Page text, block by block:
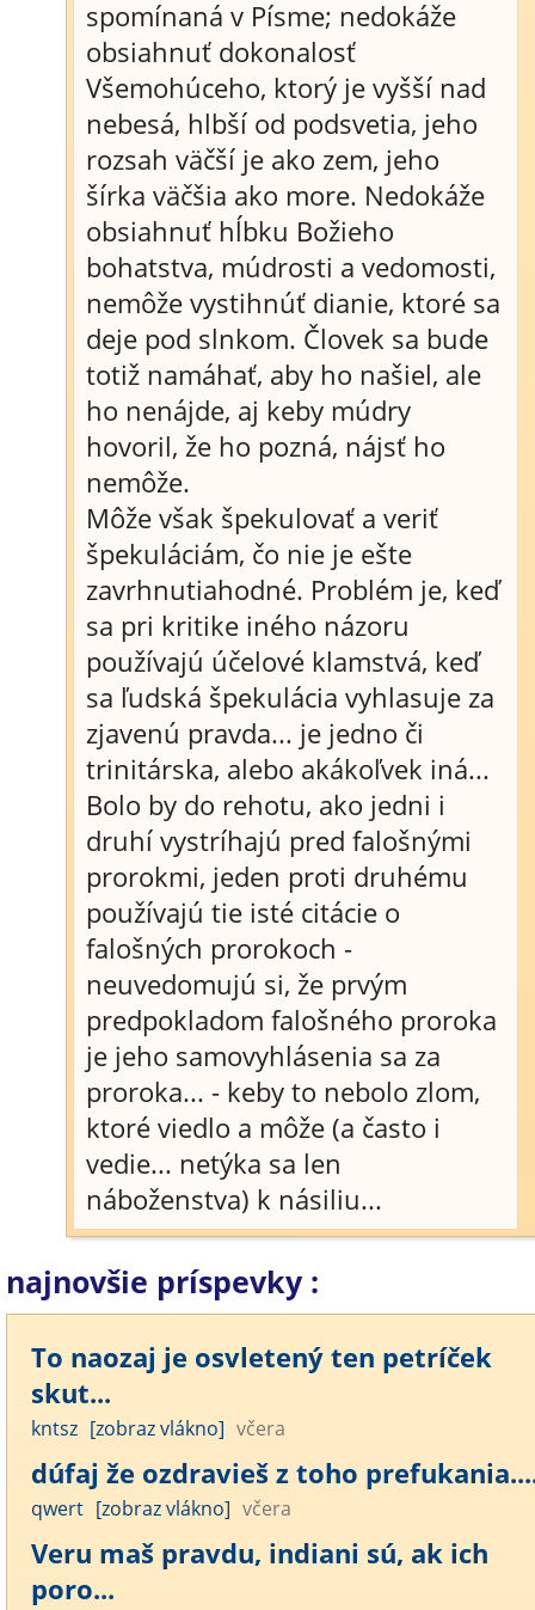
spomínaná v Písme; nedokáže
obsiahnuť dokonalosť
Všemohúceho, ktorý je vyšší nad
nebesá, hlbší od podsvetia, jeho
rozsah väčší je ako zem, jeho
šírka väčšia ako more. Nedokáže
obsiahnuť hĺbku Božieho
bohatstva, múdrosti a vedomosti,
nemôže vystihnúť dianie, ktoré sa
deje pod slnkom. Človek sa bude
totiž namáhať, aby ho našiel, ale
ho nenájde, aj keby múdry
hovoril, že ho pozná, nájsť ho
nemôže.
Môže však špekulovať a veriť
špekuláciám, čo nie je ešte
zavrhnutiahodné. Problém je, keď
sa pri kritike iného názoru
používajú účelové klamstvá, keď
sa ľudská špekulácia vyhlasuje za
zjavenú pravda... je jedno či
trinitárska, alebo akákoľvek iná...
Bolo by do rehotu, ako jedni i
druhí vystríhajú pred falošnými
prorokmi, jeden proti druhému
používajú tie isté citácie o
falošných prorokoch -
neuvedomujú si, že prvým
predpokladom falošného proroka
je jeho samovyhlásenia sa za
proroka... - keby to nebolo zlom,
ktoré viedlo a môže (a často i
vedie... netýka sa len
náboženstva) k násiliu...
najnovšie príspevky :
To naozaj je osvletený ten petríček
skut...
kntsz [zobraz vlákno] včera
dúfaj že ozdravieš z toho
qwert [zobraz vlákno] včera
Veru maš pravdu, indiani sú, ak ich
poro...